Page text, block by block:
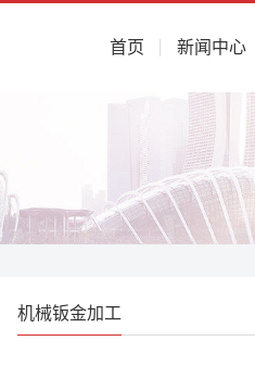
首页 新闻中心
机械钣金加工